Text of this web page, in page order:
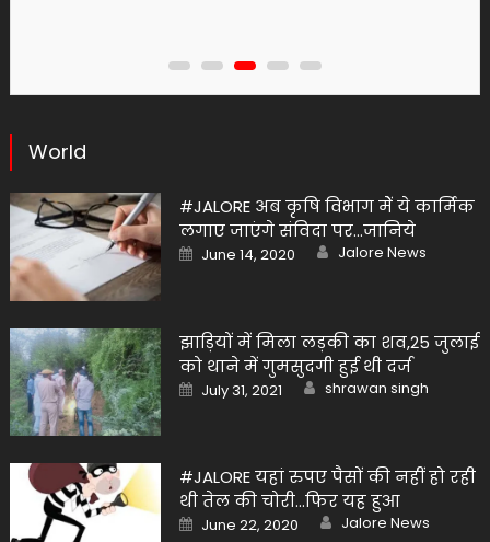
World
#JALORE अब कृषि विभाग मेें ये कार्मिक
लगाए जाएंगे संविदा पर…जानिये
Posted
on
June 14, 2020 Author
Jalore News
झाड़ियों में मिला लड़की का शव,25 जुलाई
को थाने में गुमसुदगी हुई थी दर्ज
Posted
on
July 31, 2021 Author
shrawan singh
#JALORE यहां रुपए पैसों की नहीं हो रही
थी तेल की चोरी…फिर यह हुआ
Posted
on
June 22, 2020 Author
Jalore News